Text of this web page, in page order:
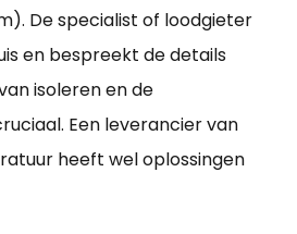
De specialist of loodgieter
en bespreekt de details
isoleren en de
Een leverancier van
heeft wel oplossingen